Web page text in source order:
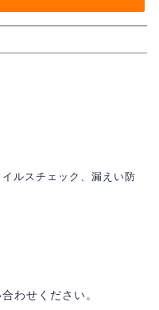
ルスチェック、漏えい防
わせください。